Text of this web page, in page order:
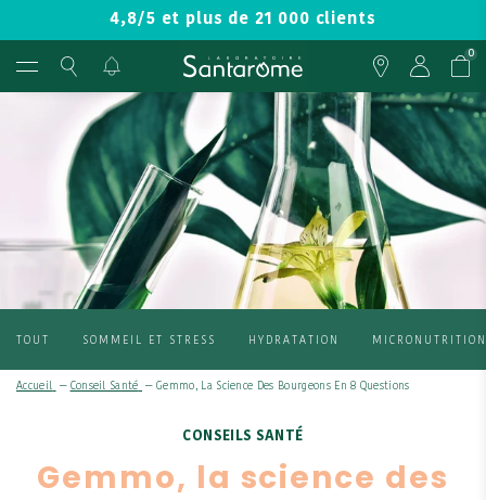
4,8/5 et plus de 21 000 clients
0
TOUT SOMMEIL ET STRESS HYDRATATION MICRONUTRITION
Accueil — Conseil Santé —Gemmo, La Science Des Bourgeons En 8 Questions
CONSEILS SANTÉ
Gemmo, la science des